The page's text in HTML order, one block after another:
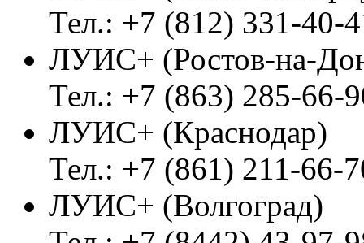
Тел.: +7 (812) 331-40-
ЛУИС+ (Ростов-на-
Тел.: +7 (863) 285-66-
ЛУИС+ (Краснодар)
Тел.: +7 (861) 211-66-
ЛУИС+ (Волгоград)